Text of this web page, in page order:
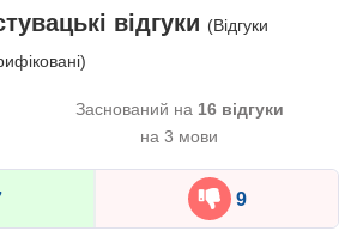
відгуки (Відгуки
Заснований на 16відгуки
на 3 мови
9